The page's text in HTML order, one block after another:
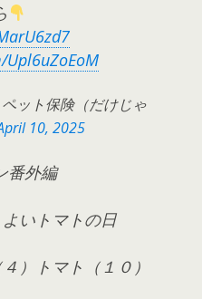
ット保険（だけじゃ
10, 2025
番外編
いトマトの日
）トマト（１０）